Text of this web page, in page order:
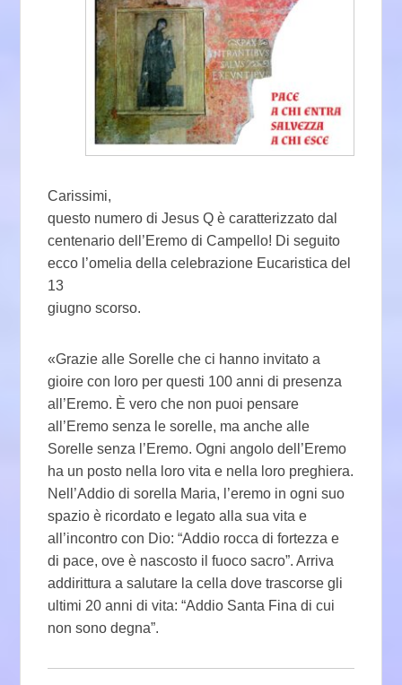
Carissimi,
questo numero di Jesus Q è caratterizzato dal
centenario dell’Eremo di Campello! Di seguito
ecco l’omelia della celebrazione Eucaristica del
13
giugno scorso.
«Grazie alle Sorelle che ci hanno invitato a
gioire con loro per questi 100 anni di presenza
all’Eremo. È vero che non puoi pensare
all’Eremo senza le sorelle, ma anche alle
Sorelle senza l’Eremo. Ogni angolo dell’Eremo
ha un posto nella loro vita e nella loro preghiera.
Nell’Addio di sorella Maria, l’eremo in ogni suo
spazio è ricordato e legato alla sua vita e
all’incontro con Dio: “Addio rocca di fortezza e
di pace, ove è nascosto il fuoco sacro”. Arriva
addirittura a salutare la cella dove trascorse gli
ultimi 20 anni di vita: “Addio Santa Fina di cui
non sono degna”.